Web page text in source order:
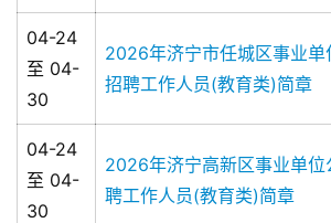
04-24
至 04-
30
2026年济宁市任城区事业单
招聘工作人员(教育类)简章
04-24
至 04-
30
2026年济宁高新区事业单位
聘工作人员(教育类)简章